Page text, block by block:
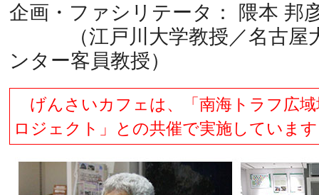
企画・ファシリテータ： 隈本 邦
（江戸川大学教授／名古屋大
ンター客員教授）
げんさいカフェは、「南海トラフ広域
ロジェクト」との共催で実施していま